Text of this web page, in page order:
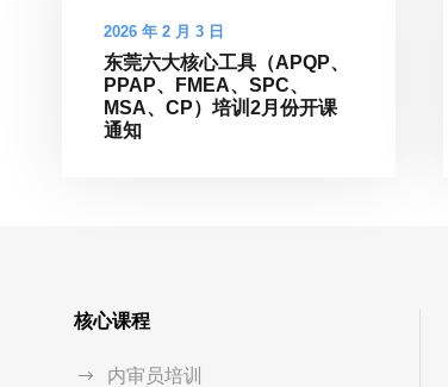
2026 年 2 月 3 日
东莞六大核心工具（APQP、
PPAP、FMEA、SPC、
MSA、CP）培训2月份开课
通知
核心课程
内审员培训